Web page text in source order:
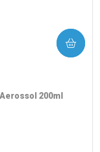
200ml
COMPRAR